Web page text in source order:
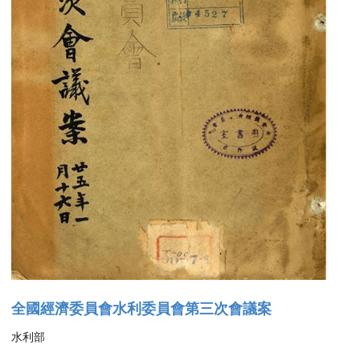
全國經濟委員會水利委員會第三次會議案
水利部